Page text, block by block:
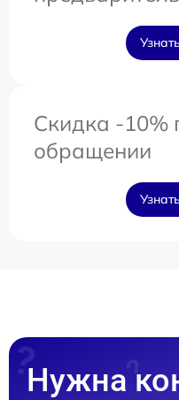
Скидка -10%
обращении
Нужна